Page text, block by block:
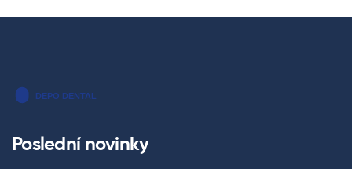
Poslední novinky